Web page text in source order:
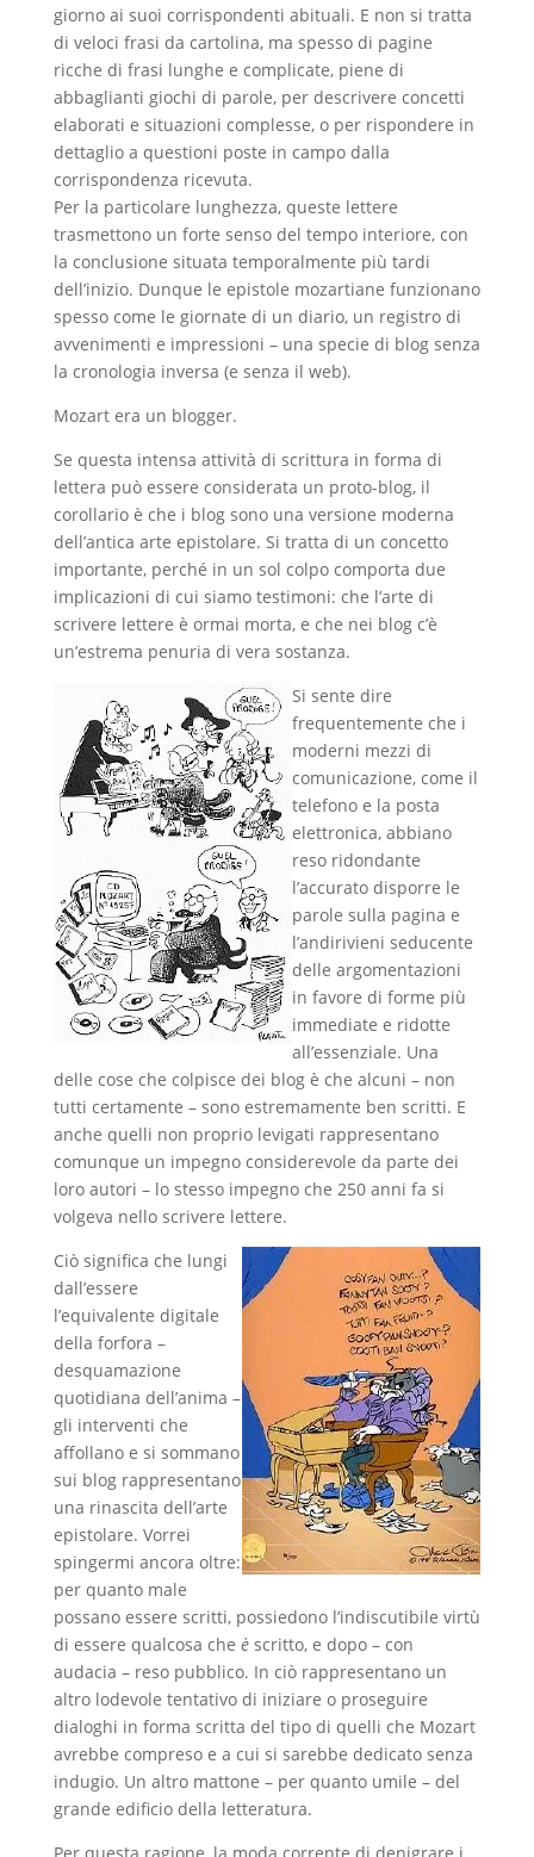
giorno ai suoi corrispondenti abituali. E non si tratta
di veloci frasi da cartolina, ma spesso di pagine
ricche di frasi lunghe e complicate, piene di
abbaglianti giochi di parole, per descrivere concetti
elaborati e situazioni complesse, o per rispondere in
dettaglio a questioni poste in campo dalla
corrispondenza ricevuta.
Per la particolare lunghezza, queste lettere
trasmettono un forte senso del tempo interiore, con
la conclusione situata temporalmente più tardi
dell’inizio. Dunque le epistole mozartiane funzionano
spesso come le giornate di un diario, un registro di
avvenimenti e impressioni – una specie di blog senza
la cronologia inversa (e senza il web).
Mozart era un blogger.
Se questa intensa attività di scrittura in forma di
lettera può essere considerata un proto-blog, il
corollario è che i blog sono una versione moderna
dell’antica arte epistolare. Si tratta di un concetto
importante, perché in un sol colpo comporta due
implicazioni di cui siamo testimoni: che l’arte di
scrivere lettere è ormai morta, e che nei blog c’è
un’estrema penuria di vera sostanza.
Si sente dire
frequentemente che i
moderni mezzi di
comunicazione, come il
telefono e la posta
elettronica, abbiano
reso ridondante
l’accurato disporre le
parole sulla pagina e
l’andirivieni seducente
delle argomentazioni
in favore di forme più
immediate e ridotte
all’essenziale. Una
delle cose che colpisce dei blog è che alcuni – non
tutti certamente – sono estremamente ben scritti. E
anche quelli non proprio levigati rappresentano
comunque un impegno considerevole da parte dei
loro autori – lo stesso impegno che 250 anni fa si
volgeva nello scrivere lettere.
Ciò significa che lungi
dall’essere
l’equivalente digitale
della forfora –
desquamazione
quotidiana dell’anima –
gli interventi che
affollano e si sommano
sui blog rappresentano
una rinascita dell’arte
epistolare. Vorrei
spingermi ancora oltre:
per quanto male
possano essere scritti, possiedono l’indiscutibile virtù
di essere qualcosa che èscritto, e dopo – con
audacia – reso pubblico. In ciò rappresentano un
altro lodevole tentativo di iniziare o proseguire
dialoghi in forma scritta del tipo di quelli che Mozart
avrebbe compreso e a cui si sarebbe dedicato senza
indugio. Un altro mattone – per quanto umile – del
grande edificio della letteratura.
Per questa ragione, la moda corrente di denigrare i